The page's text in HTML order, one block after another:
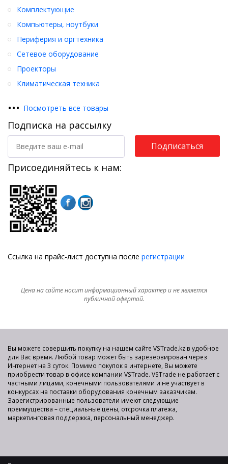
Комплектующие
Компьютеры, ноутбуки
Периферия и оргтехника
Сетевое оборудование
Проекторы
Климатическая техника
••• Посмотреть все товары
Подписка на рассылку
Подписаться
Присоединяйтесь к нам:
Ссылка на прайс-лист доступна после регистрации
Цена на сайте носит информационный характер и не является
публичной офертой.
Вы можете совершить покупку на нашем сайте VSTrade.kz в удобное
для Вас время. Любой товар может быть зарезервирован через
Интернет на 3 суток. Помимо покупок в интернете, Вы можете
приобрести товар в офисе компании VSTrade. VSTrade не работает с
частными лицами, конечными пользователями и не участвует в
конкурсах на поставки оборудования конечным заказчикам.
Зарегистрированные пользователи имеют следующие
преимущества – специальные цены, отсрочка платежа,
маркетинговая поддержка, персональный менеджер.